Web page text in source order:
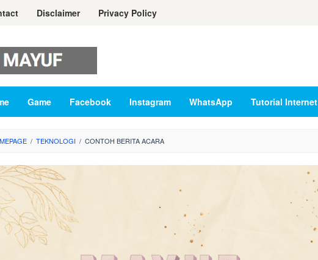
Disclaimer Privacy Policy
Game Facebook Instagram WhatsApp Tutorial Internet
/ TEKNOLOGI / CONTOH BERITA ACARA